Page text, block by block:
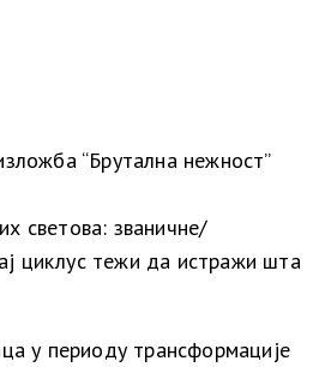
“Брутална нежност”
светова: званичне/
циклус тежи да истражи шта
у периоду трансформације